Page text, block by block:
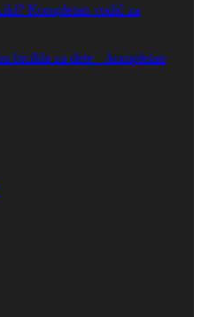
Kompletan vodič za
bicikla za dete – kompletan